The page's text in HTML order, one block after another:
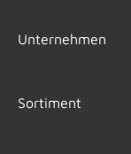
Unternehmen
Sortiment